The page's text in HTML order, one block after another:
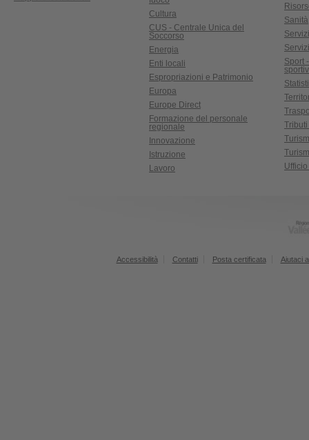
Cultura
CUS - Centrale Unica del
Soccorso
Energia
Enti locali
Espropriazioni e Patrimonio
Europa
Europe Direct
Formazione del personale
regionale
Innovazione
Istruzione
Lavoro
Sanità
Sport
Accessibilità Contatti Posta certificata Aiutaci